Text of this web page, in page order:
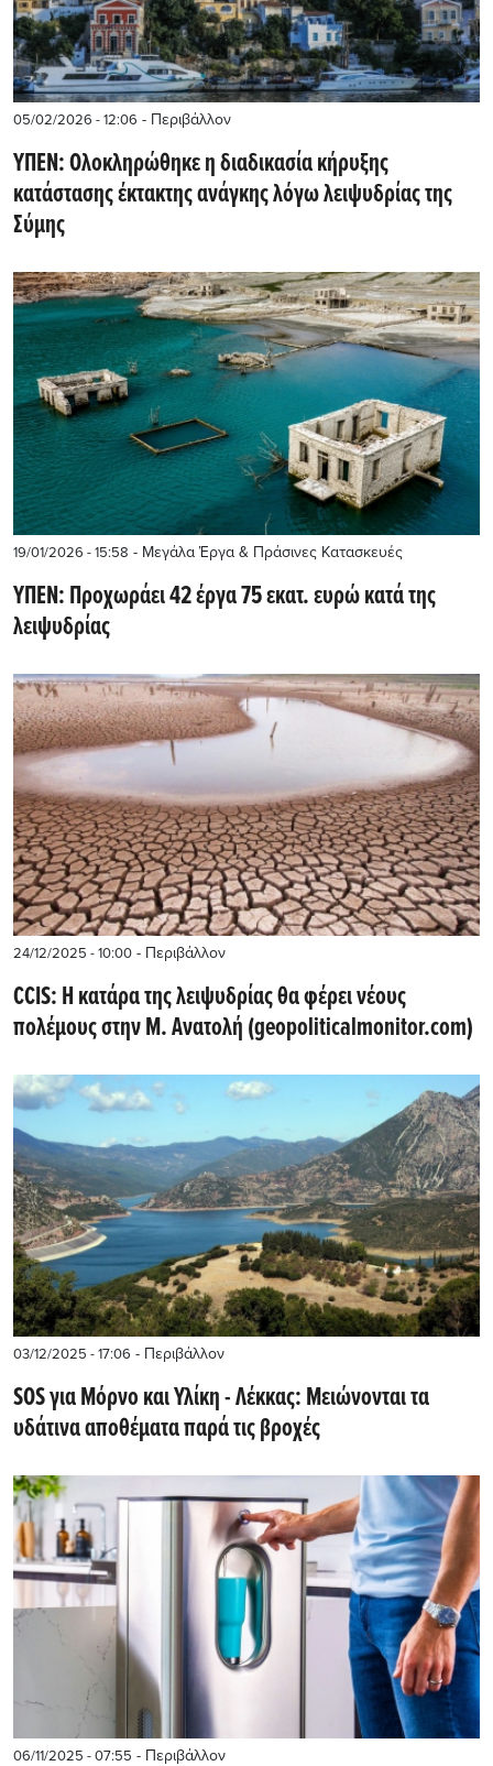
05/02/2026 - 12:06 - Περιβάλλον
ΥΠΕΝ: Ολοκληρώθηκε η διαδικασία κήρυξης
κατάστασης έκτακτης ανάγκης λόγω λειψυδρίας της
Σύμης
19/01/2026 - 15:58 - Μεγάλα Έργα & Πράσινες Κατασκευές
ΥΠΕΝ: Προχωράει 42 έργα 75 εκατ. ευρώ κατά της
λειψυδρίας
24/12/2025 - 10:00 - Περιβάλλον
CCIS: Η κατάρα της λειψυδρίας θα φέρει νέους
πολέμους στην Μ. Ανατολή (geopoliticalmonitor.com)
03/12/2025 - 17:06 - Περιβάλλον
SOS για Μόρνο και Υλίκη - Λέκκας: Μειώνονται τα
υδάτινα αποθέματα παρά τις βροχές
06/11/2025 - 07:55 - Περιβάλλον